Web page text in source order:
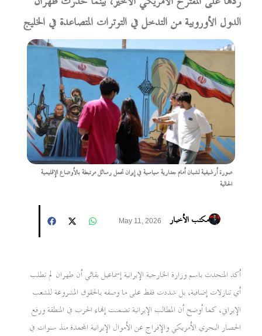
الدول الأوروبية من التدخل في التوترات المتصاعدة في الخليج
صورة أرشيفية لشبان أمام جدارية سياسية في إيران تحمل رسائل مرتبطة بالأوضاع الإقليمية
الحالية
مكتب الأخبار May 11, 2026
أكد المتحدث باسم وزارة الخارجية الإيرانية إسماعيل بقائي أن طهران لم تطلب
أي تنازلات إضافية، بل شددت فقط على ما وصفه بالحقوق المشروعة للشعب
الإيراني، كما أوضح أن المطالب الإيرانية تضمنت إنهاء الحرب في المنطقة ورفع
الحصار البحري الأمريكي والإفراج عن الأموال الإيرانية المجمدة منذ سنوات في